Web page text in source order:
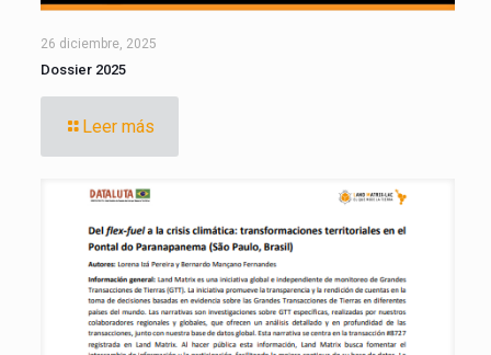
26 diciembre, 2025
Dossier 2025
Leer más